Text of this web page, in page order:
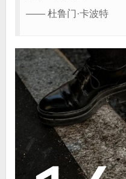
—— 杜鲁门·卡波特